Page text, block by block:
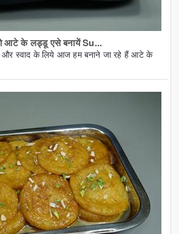
तो आटे के लड्डू एसे बनायें Su...
और स्वाद के लिये आज हम बनाने जा रहे हैं आटे के